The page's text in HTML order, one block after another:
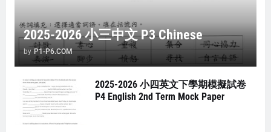
2025-2026 小三中文 P3 Chinese
by P1-P6.COM
2025-2026 小四英文下學期模擬試卷
P4 English 2nd Term Mock Paper